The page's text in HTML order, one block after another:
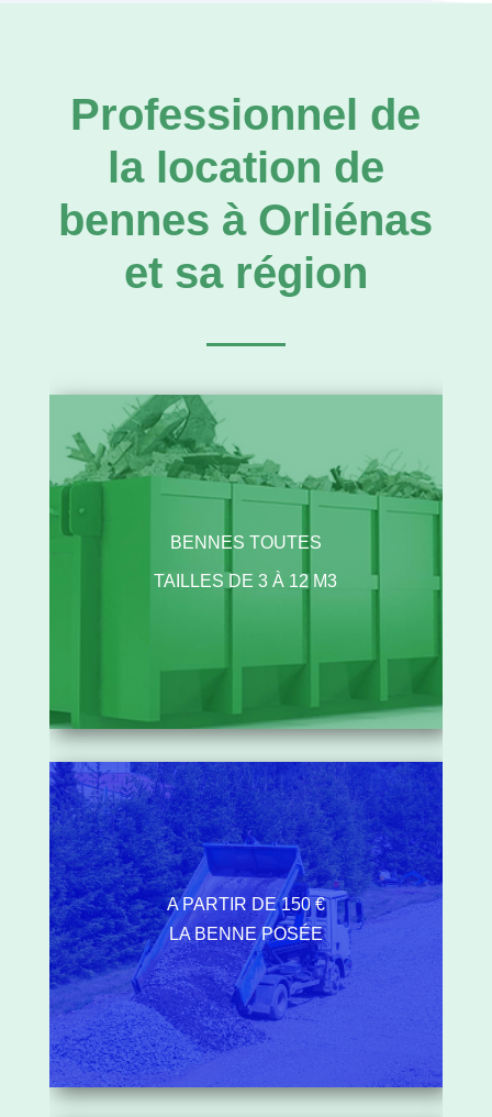
Professionnel de
la location de
bennes à Orliénas
et sa région
BENNES TOUTES
TAILLES DE 3 À 12 M3
A PARTIR DE 150 €
LA BENNE POSÉE